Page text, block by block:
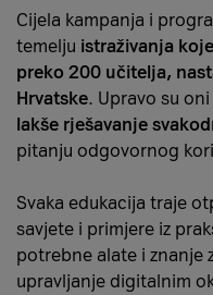
Cijela kampanja i
temelju istraživanja
preko 200 učitelja,
Hrvatske. Upravo su
lakše rješavanje
pitanju odgovornog
Svaka edukacija traje
savjete i primjere iz
potrebne alate i znanje
upravljanje digitalnim